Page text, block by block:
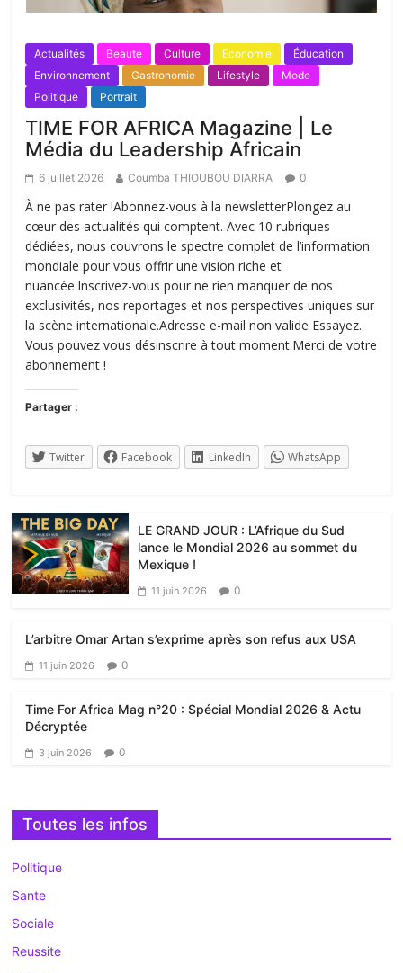
Actualités Beaute Culture Economie
Éducation
Environnement
Gastronomie Lifestyle
Mode
Politique
Portrait
TIME FOR AFRICA Magazine | Le
Média du Leadership Africain
6 juillet 2026 Coumba THIOUBOU DIARRA 0
À ne pas rater !Abonnez-vous à la newsletterPlongez au
cœur des actualités qui comptent. Avec 10 rubriques
dédiées, nous couvrons le spectre complet de l’information
mondiale pour vous offrir une vision riche et
nuancée.Inscrivez-vous pour ne rien manquer de nos
exclusivités, nos reportages et nos perspectives uniques sur
la scène internationale.Adresse e-mail non valide Essayez.
Vous pouvez vous désinscrire à tout moment.Merci de votre
abonnement !
Partager :
Twitter Facebook LinkedIn WhatsApp
LE GRAND JOUR : L’Afrique du Sud
lance le Mondial 2026 au sommet du
Mexique !
11 juin 2026 0
L’arbitre Omar Artan s’exprime après son refus aux USA
11 juin 2026 0
Time For Africa Mag n°20 : Spécial Mondial 2026 & Actu
Décryptée
3 juin 2026 0
Toutes les infos
Politique
Sante
Sociale
Reussite